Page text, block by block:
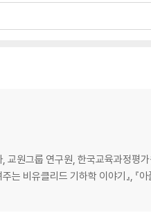
교원그룹 연구원, 한국교육과정평
비유클리드 기하학 이야기』, 『